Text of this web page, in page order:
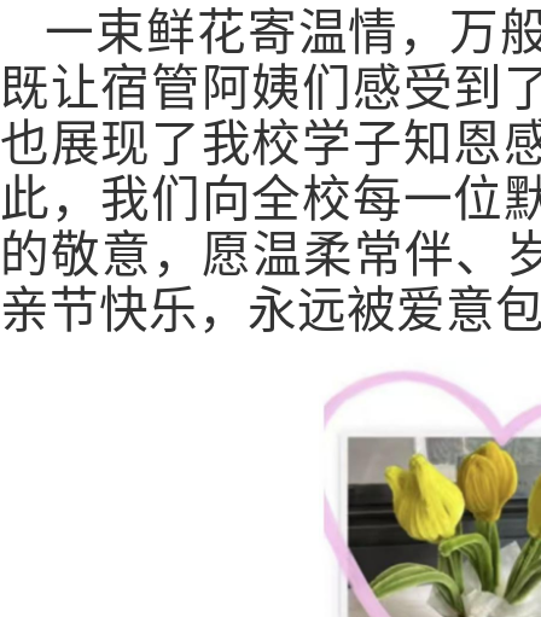
一束鲜花寄温情，万
既让宿管阿姨们感受到
也展现了我校学子知恩
此，我们向全校每一位
的敬意，愿温柔常伴、
亲节快乐，永远被爱意